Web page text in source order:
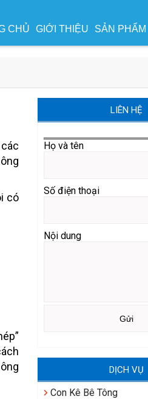
CHỦ GIỚI THIỆU SẢN PHẨM
có
LIÊN HỆ
Họ và tên
Số điện thoại
Nội dung
DỊCH VỤ
Con Kê Bê Tông